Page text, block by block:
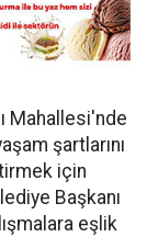
Mahallesi'nde
şartlarını
için
Başkanı
eşlik